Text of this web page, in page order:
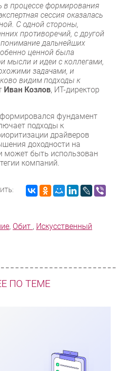
в процессе формирования
сессия оказалась
С одной стороны,
противоречий, с другой
дальнейших
ценной была
мысли и идеи с коллегами,
задачами, и
видим подходы к
Иван Козлов, ИТ-директор
фундамент
подходы к
драйверов
доходности на
может быть использован
компаний.
, Обит , Искусственный
ПО ТЕМЕ